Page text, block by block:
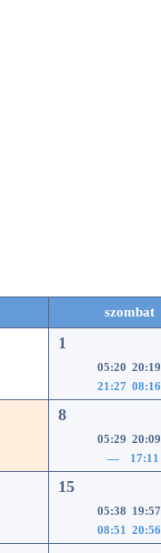
szombat
1
05:20 20:19
21:27 08:16
8
05:29 20:09
— 17:11
15
05:38 19:57
08:51 20:56